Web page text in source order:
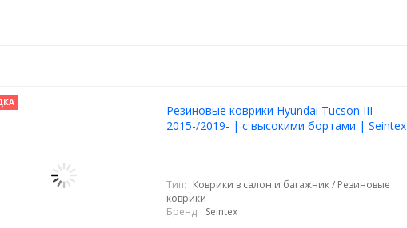
Резиновые коврики Hyundai Tucson III
2015-/2019- | с высокими бортами | Seintex
Тип: Коврики в салон и багажник / Резиновые
коврики
Бренд: Seintex